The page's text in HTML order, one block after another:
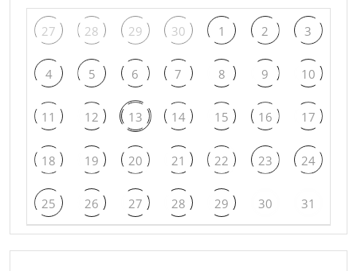
27 28 29 30 1 2 3
4 5 6 7 8 9 10
11 12 13 14 15 16 17
18 19 20 21 22 23 24
25 26 27 28 29 30 31